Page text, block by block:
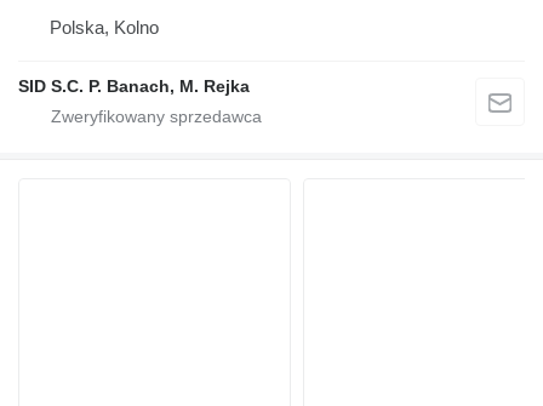
Polska, Kolno
SID S.C. P. Banach, M. Rejka